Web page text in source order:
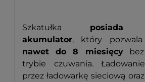
Szkatułka posiada
akumulator, który
nawet do 8 miesięcybez
trybie czuwania.
przez ładowarkę sieciową